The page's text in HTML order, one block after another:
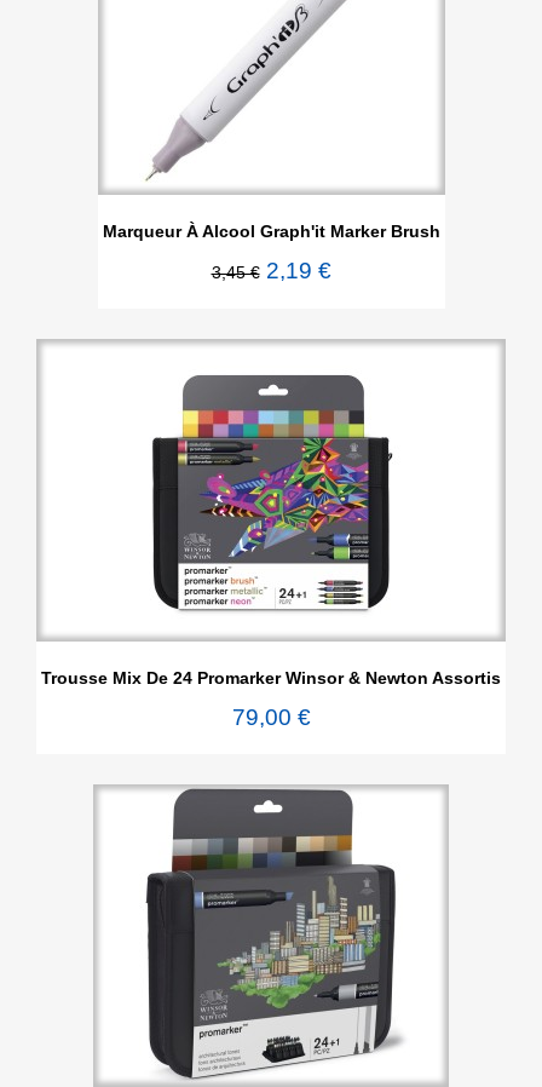
Marqueur À Alcool Graph'it Marker Brush
3,45 € 2,19 €
Trousse Mix De 24 Promarker Winsor & Newton Assortis
79,00 €